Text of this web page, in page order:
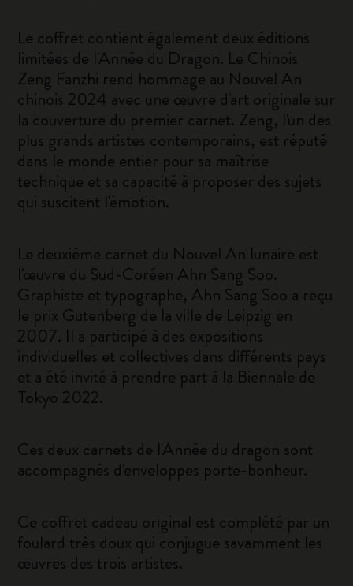
Le coffret contient également deux éditions
limitées de l'Année du Dragon. Le Chinois
Zeng Fanzhi rend hommage au Nouvel An
chinois 2024 avec une œuvre d'art originale sur
la couverture du premier carnet. Zeng, l'un des
plus grands artistes contemporains, est réputé
dans le monde entier pour sa maîtrise
technique et sa capacité à proposer des sujets
qui suscitent l'émotion.
Le deuxième carnet du Nouvel An lunaire est
l'œuvre du Sud-Coréen Ahn Sang Soo.
Graphiste et typographe, Ahn Sang Soo a reçu
le prix Gutenberg de la ville de Leipzig en
2007. Il a participé à des expositions
individuelles et collectives dans différents pays
et a été invité à prendre part à la Biennale de
Tokyo 2022.
Ces deux carnets de l'Année du dragon sont
accompagnés d'enveloppes porte-bonheur.
Ce coffret cadeau original est complété par un
foulard très doux qui conjugue savamment les
œuvres des trois artistes.